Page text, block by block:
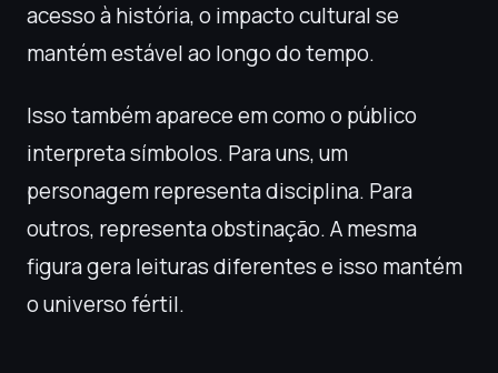
acesso à história, o impacto cultural se
mantém estável ao longo do tempo.
Isso também aparece em como o público
interpreta símbolos. Para uns, um
personagem representa disciplina. Para
outros, representa obstinação. A mesma
figura gera leituras diferentes e isso mantém
o universo fértil.